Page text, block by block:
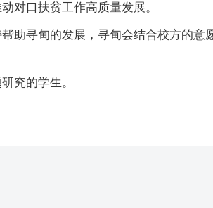
对口扶贫工作高质量发展。
助寻甸的发展，寻甸会结合校方的意
究的学生。